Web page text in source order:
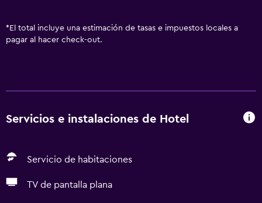
* El total incluye una estimación de tasas e impuestos locales a
pagar al hacer check-out.
Servicios e instalaciones de Hotel
Servicio de habitaciones
TV de pantalla plana